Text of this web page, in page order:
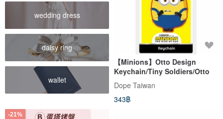
wedding dress
daisy ring
wallet
【Minions】Otto Design
Keychain/Tiny Soldiers/Otto
Dope Taiwan
343฿
-21%